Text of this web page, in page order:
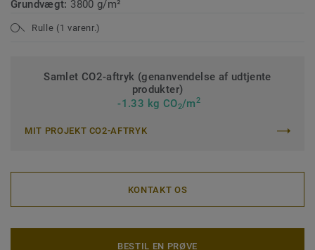
Grundvægt: 3800 g/m²
Rulle (1 varenr.)
Samlet CO2-aftryk (genanvendelse af udtjente
produkter)
-1.33 kg CO2/m2
MIT PROJEKT CO2-AFTRYK
KONTAKT OS
BESTIL EN PRØVE